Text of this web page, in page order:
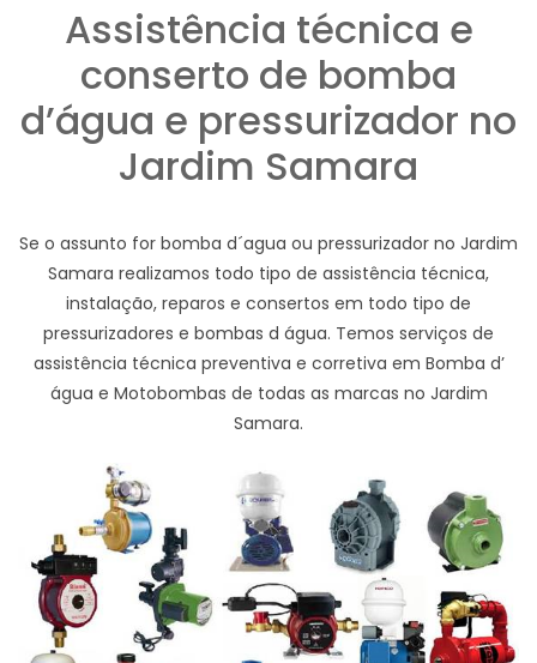
Assistência técnica e
conserto de bomba
d’água e pressurizador no
Jardim Samara
Se o assunto for bomba d´agua ou pressurizador no Jardim
Samara realizamos todo tipo de assistência técnica,
instalação, reparos e consertos em todo tipo de
pressurizadores e bombas d água. Temos serviços de
assistência técnica preventiva e corretiva em Bomba d’
água e Motobombas de todas as marcas no Jardim
Samara.